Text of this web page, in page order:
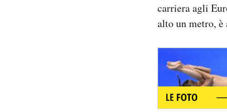
carriera agli
alto un metro, è